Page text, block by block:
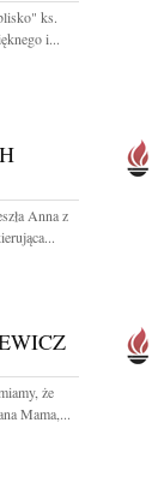
ks.
i...
Anna z
że
Mama,...